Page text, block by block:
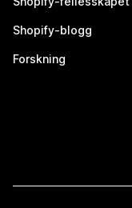
Shopify-blogg
Forskning